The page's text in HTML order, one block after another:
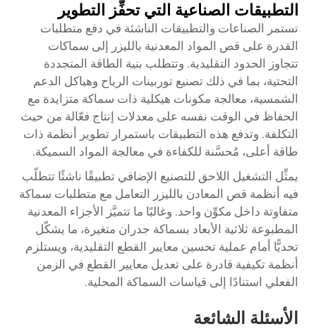
التطبيقات الصناعية التي تحفِّز التطوير
تستمر الصناعات والتطبيقات الناشئة في دفع متطلبات
القدرة على قص المواد المعدنية بالليزر إلى سماكات
تتجاوز الحدود التقليدية. وتتطلب بنية الطاقة المتجددة
التحتية، بما في ذلك تصنيع توربينات الرياح وهياكل الدعم
الشمسية، معالجة مكونات هيكلية ذات سماكة متزايدة مع
الحفاظ في الوقت نفسه على معدلات إنتاج فعّالة من حيث
التكلفة. وتدفع هذه التطبيقات باستمرار تطوير أنظمة ذات
طاقة أعلى، مُحسَّنة للكفاءة في معالجة المواد السميكة.
يمثِّل التشغيل اللاحق للتصنيع الإضافي تطبيقًا ناشئًا تتطلّب
فيه أنظمة قص المعادن بالليزر التعامل مع متطلبات سماكة
متفاوتة داخل مكوِّن واحد. وغالبًا ما تتميَّز الأجزاء المعدنية
المطبوعة ثلاثية الأبعاد بسماكة جدران متغيرة، ما يشكّل
تحديًّا أمام عملية تحسين معايير القطع التقليدية، ويستلزم
أنظمة تكيفية قادرة على تعديل معايير القطع في الزمن
الفعلي استنادًا إلى قياسات السماكة المحلية.
الأسئلة الشائعة